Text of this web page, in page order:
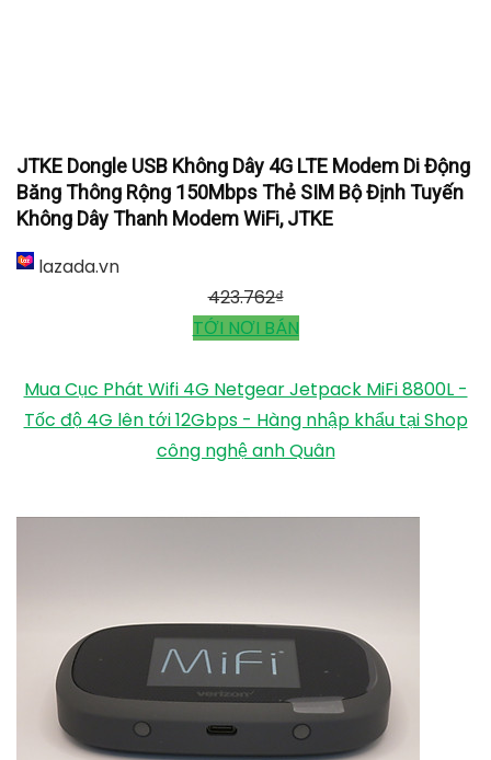
JTKE Dongle USB Không Dây 4G LTE Modem Di Động
Băng Thông Rộng 150Mbps Thẻ SIM Bộ Định Tuyến
Không Dây Thanh Modem WiFi, JTKE
lazada.vn
423.762₫
TỚI NƠI BÁN
Mua Cục Phát Wifi 4G Netgear Jetpack MiFi 8800L -
Tốc độ 4G lên tới 12Gbps - Hàng nhập khẩu tại Shop
công nghệ anh Quân